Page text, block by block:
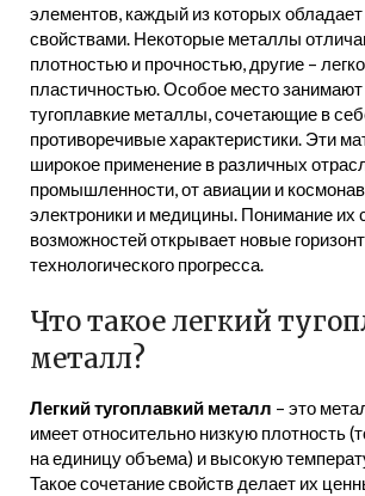
элементов, каждый из которых
свойствами. Некоторые металлы
плотностью и прочностью, другие –
пластичностью. Особое место занимают
тугоплавкие металлы, сочетающие в
противоречивые характеристики. Эти
широкое применение в различных
промышленности, от авиации и
электроники и медицины. Понимание их
возможностей открывает новые
технологического прогресса.
Что такое легкий
металл?
Легкий тугоплавкий металл – это
имеет относительно низкую плотность
на единицу объема) и высокую
Такое сочетание свойств делает их